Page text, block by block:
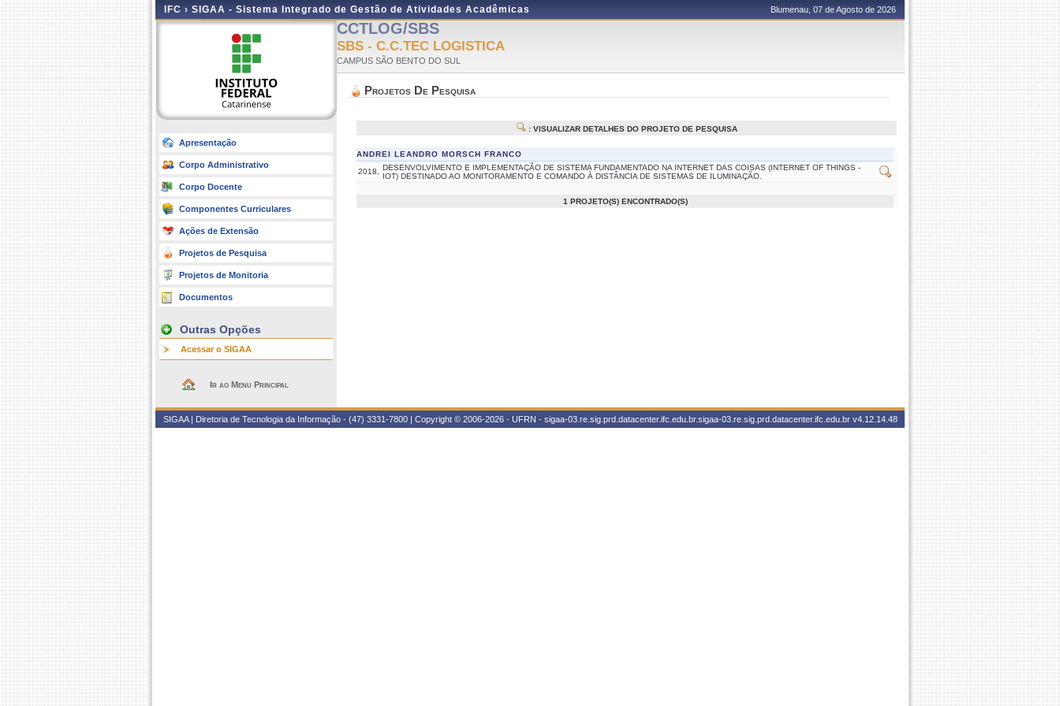
IFC › SIGAA - Sistema Integrado de Gestão de Atividades Acadêmicas Blumenau, 07 de Agosto de 2026
Apresentação
Corpo Administrativo
Corpo Docente
Componentes Curriculares
Ações de Extensão
Projetos de Pesquisa
Projetos de Monitoria
Documentos
Outras Opções
Acessar o SIGAA
Ir ao Menu Principal
CCTLOG/SBS
SBS - C.C.TEC LOGISTICA
CAMPUS SÃO BENTO DO SUL
Projetos De Pesquisa
: VISUALIZAR DETALHES DO PROJETO DE PESQUISA
ANDREI LEANDRO MORSCH FRANCO
2018,
DESENVOLVIMENTO E IMPLEMENTAÇÃO DE SISTEMA FUNDAMENTADO NA INTERNET DAS COISAS (INTERNET OF THINGS -
IOT) DESTINADO AO MONITORAMENTO E COMANDO À DISTÂNCIA DE SISTEMAS DE ILUMINAÇÃO.
1 PROJETO(S) ENCONTRADO(S)
SIGAA | Diretoria de Tecnologia da Informação - (47) 3331-7800 | Copyright © 2006-2026 - UFRN - sigaa-03.re.sig.prd.datacenter.ifc.edu.br.sigaa-03.re.sig.prd.datacenter.ifc.edu.br v4.12.14.48